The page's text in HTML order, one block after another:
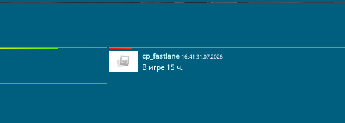
cp_fastlane 16:41 31.07.2026
В игре 15 ч.